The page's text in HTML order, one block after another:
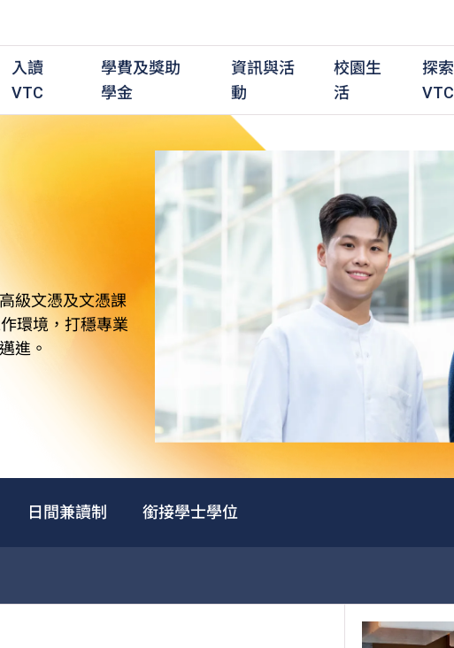
職前培訓課程
全日制中六或以上
全日制中三或以上
銜接學士學位
在職培訓課程
持續專業進修
夜間兼讀制
日間兼讀制
學歷程度
學士學位
證書
其他課程
應用學習課程
社群培訓計劃
其他專業課程
專業考試及認可
學徒及其他訓練計劃
入讀
VTC
全日制中六或以上
全日制中三或以上
銜接學士學位
在職培訓
持續專業進修
夜間兼讀制
日間兼讀制
學費及獎助
學金
學費及資助
全日制中六或以上
全日制中三或以上
日間兼讀制
獎學金
獎學金及獎勵計劃
資訊與活
動
校園生
活
探索
VTC
級文憑及文憑課
環境，打穩專業
進。
日間兼讀制 銜接學士學位